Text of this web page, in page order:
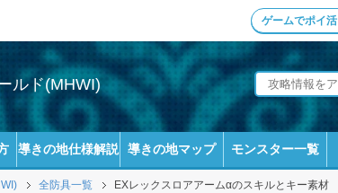
ゲームでポイ活
ルド(MHWI)
導きの地仕様解説 導きの地マップ モンスター一覧
全防具一覧 EXレックスロアアームαのスキルとキー素材